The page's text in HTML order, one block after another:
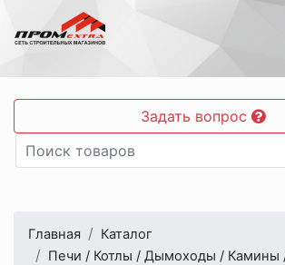
Задать вопрос
Главная
Каталог
Печи / Котлы / Дымоходы / Камины